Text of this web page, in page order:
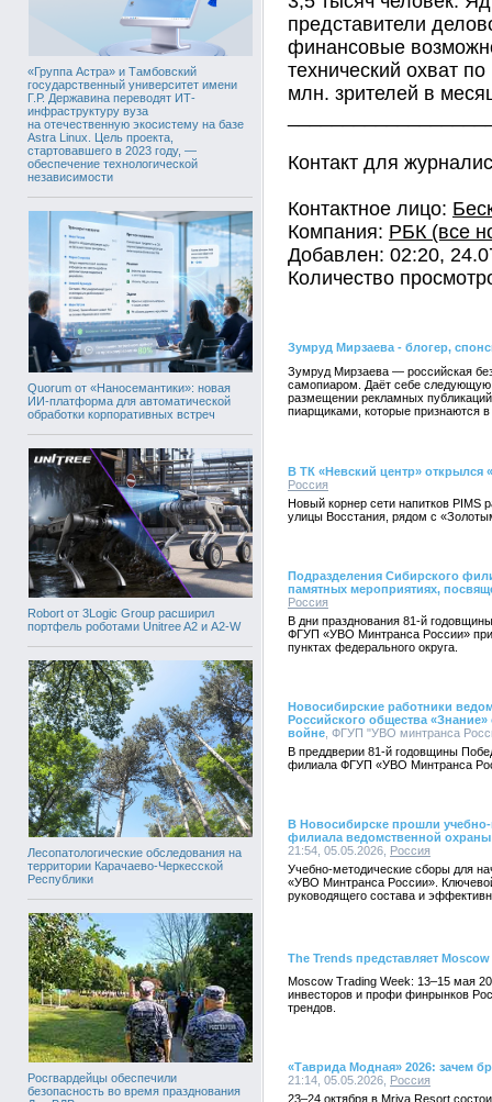
«Группа Астра» и Тамбовский
государственный университет имени
Г.Р. Державина переводят ИТ-
инфраструктуру вуза
на отечественную экосистему на базе
Astra Linux. Цель проекта,
стартовавшего в 2023 году, —
обеспечение технологической
независимости
Quorum от «Наносемантики»: новая
ИИ-платформа для автоматической
обработки корпоративных встреч
Robort от 3Logic Group расширил
портфель роботами Unitree A2 и A2-W
Лесопатологические обследования на
территории Карачаево-Черкесской
Республики
Росгвардейцы обеспечили
безопасность во время празднования
представители
финансовые
технический охват
млн. зрителей в
Контакт для
Контактное лицо:
Компания: РБК (все
Добавлен: 02:20,
Количество
Зумруд Мирзаева - блогер,
Зумруд Мирзаева — российская
самопиаром. Даёт себе следующую
размещении рекламных
пиарщиками, которые признаются
В ТК «Невский центр» открылся
Россия
Новый корнер сети напитков PIMS
улицы Восстания, рядом с
Подразделения Сибирского
памятных мероприятиях,
Россия
В дни празднования 81-й
ФГУП «УВО Минтранса России»
пунктах федерального округа.
Новосибирские работники
Российского общества
войне , ФГУП "УВО минтранса
В преддверии 81-й годовщины
филиала ФГУП «УВО Минтранса
В Новосибирске прошли
филиала ведомственной
21:54, 05.05.2026, Россия
Учебно-методические сборы для
«УВО Минтранса России».
руководящего состава и
The Trends представляет
Moscow Trading Week: 13–15 мая
инвесторов и профи финрынков
трендов.
«Таврида Модная» 2026: зачем
21:14, 05.05.2026, Россия
23–24 октября в Mriya Resort